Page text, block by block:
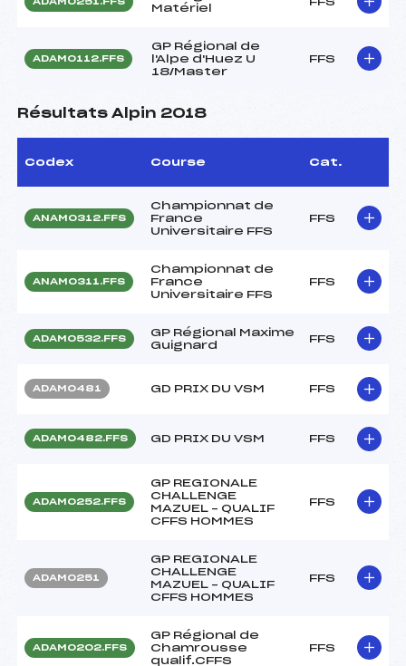
Matériel
ADAM0112.FFS
GP Régional de
l'Alpe d'Huez U
18/Master
FFS
Résultats Alpin 2018
Codex Course Cat.
ANAM0312.FFS
Championnat de
France
Universitaire FFS
FFS
ANAM0311.FFS
Championnat de
France
Universitaire FFS
FFS
ADAM0532.FFS
GP Régional Maxime
Guignard
FFS
ADAM0481 GD PRIX DU VSM FFS
ADAM0482.FFS GD PRIX DU VSM FFS
ADAM0252.FFS
GP REGIONALE
CHALLENGE
MAZUEL – QUALIF
CFFS HOMMES
FFS
ADAM0251
GP REGIONALE
CHALLENGE
MAZUEL – QUALIF
CFFS HOMMES
FFS
ADAM0202.FFS
GP Régional de
Chamrousse
qualif.CFFS
FFS